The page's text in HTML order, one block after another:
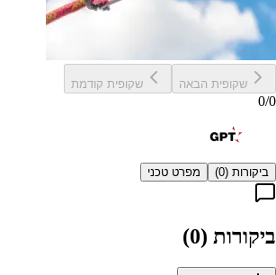
שקופית הבאה שקופית קודמת
0/0
ביקורות (0
) מפרט טכני
ביקורות (0
)